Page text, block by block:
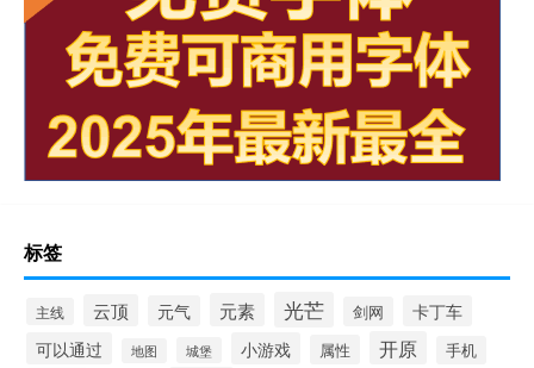
标签
主线 云顶 元气 元素 光芒 剑网 卡丁车
可以通过 地图 城堡 小游戏 属性 开原 手机